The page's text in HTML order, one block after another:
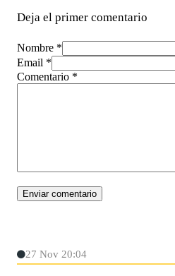
Deja el primer comentario
Nombre *
Email *
Comentario *
27 Nov 20:04